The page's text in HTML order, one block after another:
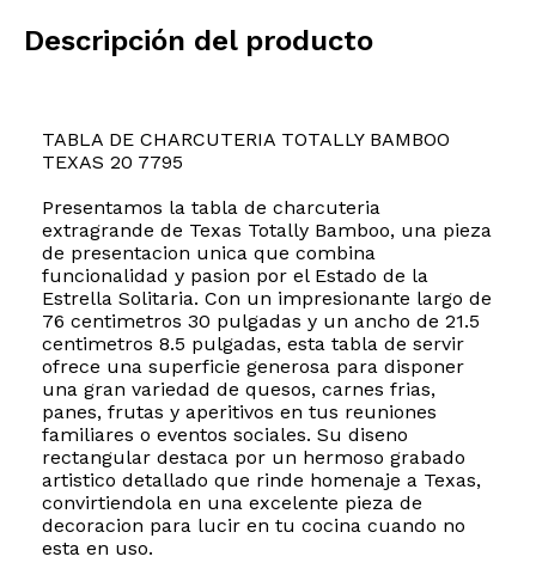
Descripción del producto
TABLA DE CHARCUTERIA TOTALLY BAMBOO
TEXAS 20 7795
Presentamos la tabla de charcuteria
extragrande de Texas Totally Bamboo, una pieza
de presentacion unica que combina
funcionalidad y pasion por el Estado de la
Estrella Solitaria. Con un impresionante largo de
76 centimetros 30 pulgadas y un ancho de 21.5
centimetros 8.5 pulgadas, esta tabla de servir
ofrece una superficie generosa para disponer
una gran variedad de quesos, carnes frias,
panes, frutas y aperitivos en tus reuniones
familiares o eventos sociales. Su diseno
rectangular destaca por un hermoso grabado
artistico detallado que rinde homenaje a Texas,
convirtiendola en una excelente pieza de
decoracion para lucir en tu cocina cuando no
esta en uso.